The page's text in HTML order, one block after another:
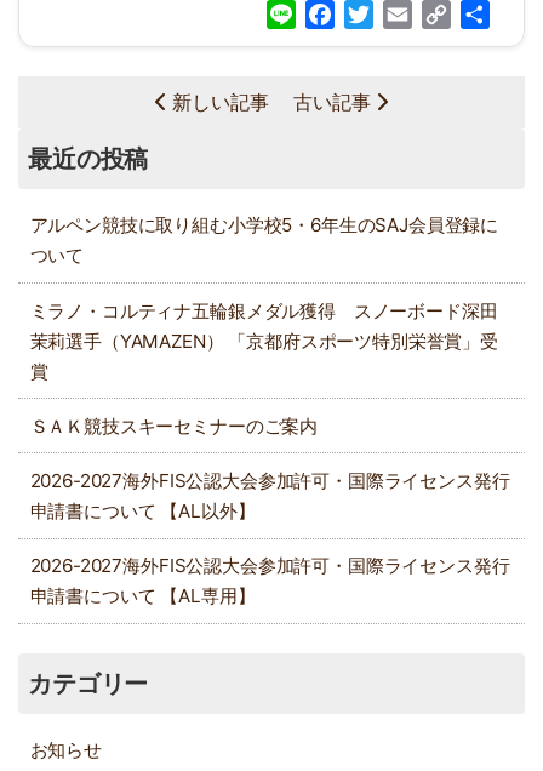
Line FacebookTwitterEmail Copy
Link有
新しい記事 古い記事
最近の投稿
アルペン競技に取り組む小学校5・6年生のSAJ会員登録に
ついて
ミラノ・コルティナ五輪銀メダル獲得 スノーボード深田
茉莉選手（YAMAZEN） 「京都府スポーツ特別栄誉賞」受
賞
ＳＡＫ競技スキーセミナーのご案内
2026-2027海外FIS公認大会参加許可・国際ライセンス発行
申請書について 【AL以外】
2026-2027海外FIS公認大会参加許可・国際ライセンス発行
申請書について 【AL専用】
カテゴリー
お知らせ